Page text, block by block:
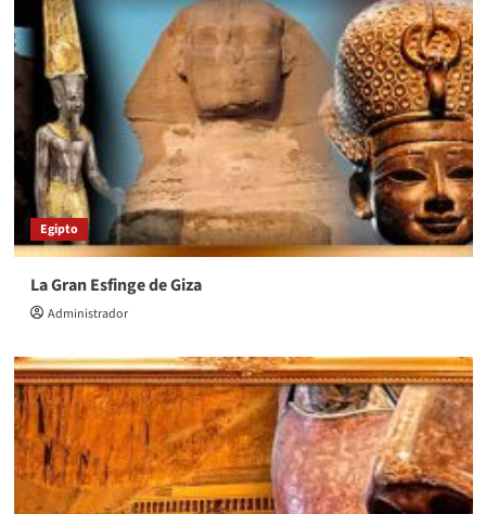
Egipto
La Gran Esfinge de Giza
Administrador